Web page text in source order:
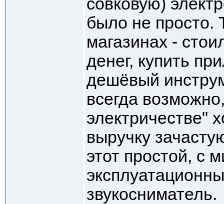
совковую)
было не просто.
магазинах -
денег, купить
дешёвый
всегда
электричестве"
выручку
этот простой, с
звукосниматель.